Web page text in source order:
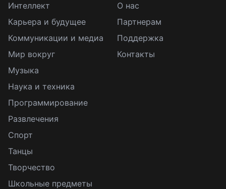
Интеллект
Карьера и будущее
Коммуникации и медиа
Мир вокруг
Музыка
Наука и техника
Программирование
Развлечения
Спорт
Танцы
Творчество
Школьные предметы
О нас
Партнерам
Поддержка
Контакты